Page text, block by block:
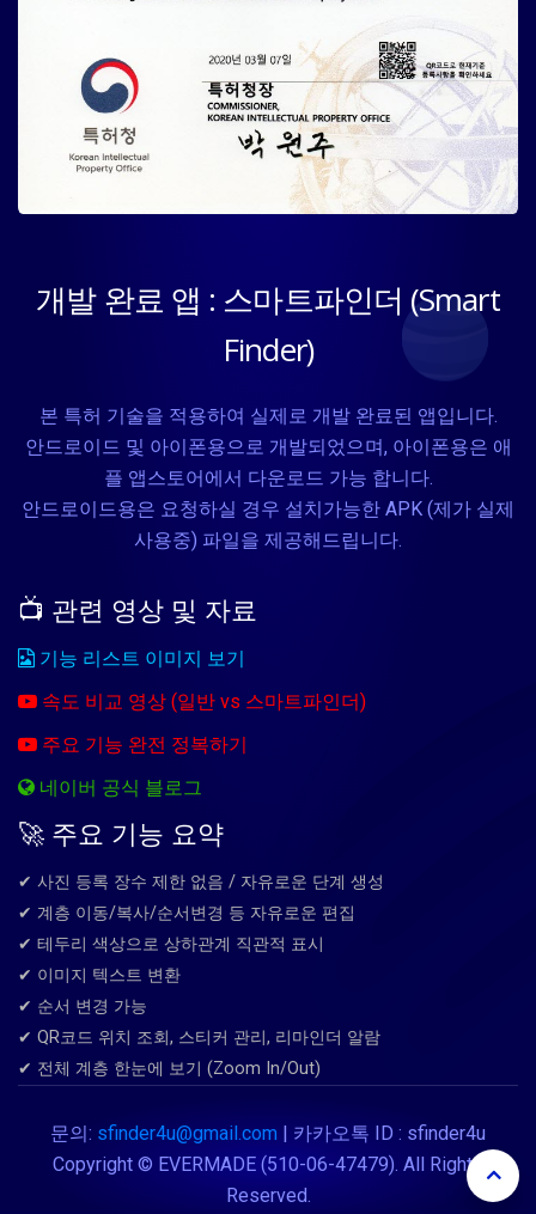
개발 완료 앱 : 스마트파인더 (Smart
Finder)
본 특허 기술을 적용하여 실제로 개발 완료된 앱입니다.
안드로이드 및 아이폰용으로 개발되었으며, 아이폰용은 애
플 앱스토어에서 다운로드 가능 합니다.
안드로이드용은 요청하실 경우 설치가능한 APK (제가 실제
사용중) 파일을 제공해드립니다.
📺 관련 영상 및 자료
기능 리스트 이미지 보기
속도 비교 영상 (일반 vs 스마트파인더)
주요 기능 완전 정복하기
네이버 공식 블로그
🚀 주요 기능 요약
✔ 사진 등록 장수 제한 없음 / 자유로운 단계 생성
✔ 계층 이동/복사/순서변경 등 자유로운 편집
✔ 테두리 색상으로 상하관계 직관적 표시
✔ 이미지 텍스트 변환
✔ 순서 변경 가능
✔ QR코드 위치 조회, 스티커 관리, 리마인더 알람
✔ 전체 계층 한눈에 보기 (Zoom In/Out)
문의: sfinder4u@gmail.com | 카카오톡 ID : sfinder4u
Copyright © EVERMADE (510-06-47479). All Rights
Reserved.